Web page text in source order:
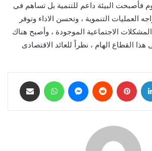
فأصبحت البيئة داعم للتنمية بل تساهم فى
العمليات التنموية ، وتحسن الاداء وتوفر
الاجتماعية الموجودة ، وأصبح هناك
القطاع الهام ، نظراً للعائد الاقتصادى
لينكدإن بينتيريست ماسنجر واتساب